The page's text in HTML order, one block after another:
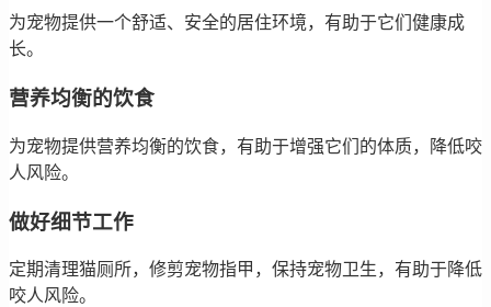
为宠物提供一个舒适、安全的居住环境，有助于它们健康成
长。
营养均衡的饮食
为宠物提供营养均衡的饮食，有助于增强它们的体质，降低咬
人风险。
做好细节工作
定期清理猫厕所，修剪宠物指甲，保持宠物卫生，有助于降低
咬人风险。